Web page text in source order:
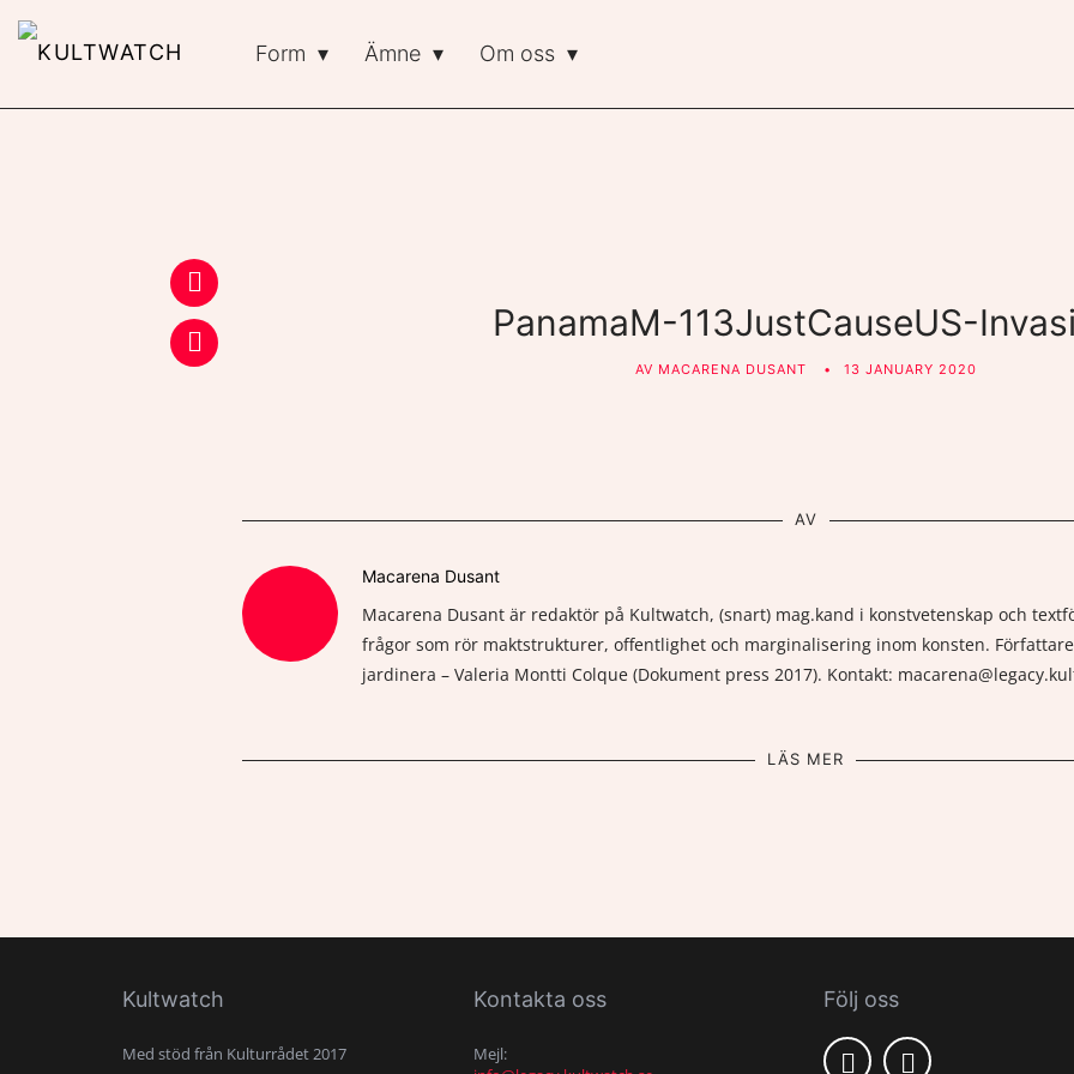
Form Ämne Om oss
PanamaM-113JustCauseUS-
AV MACARENA DUSANT 13 JANUARY 2020
AV
Macarena Dusant
Macarena Dusant är redaktör på Kultwatch, (snart) mag.kand i konstvetenskap och
frågor som rör maktstrukturer, offentlighet och marginalisering inom konsten.
jardinera – Valeria Montti Colque (Dokument press 2017). Kontakt:
LÄS MER
Kultwatch
Med stöd från Kulturrådet 2017
Kontakta oss
Mejl:
Följ oss